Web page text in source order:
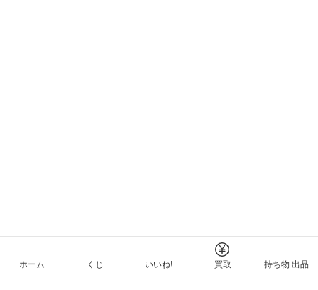
ホーム くじ いいね! 買取 持ち物 出品